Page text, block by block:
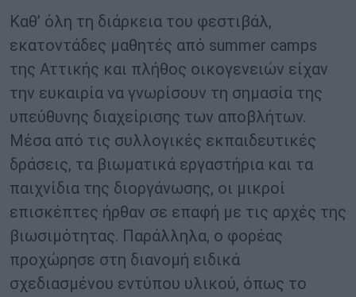
Καθ’ όλη τη διάρκεια του φεστιβάλ,
εκατοντάδες μαθητές από summer camps
της Αττικής και πλήθος οικογενειών είχαν
την ευκαιρία να γνωρίσουν τη σημασία της
υπεύθυνης διαχείρισης των αποβλήτων.
Μέσα από τις συλλογικές εκπαιδευτικές
δράσεις, τα βιωματικά εργαστήρια και τα
παιχνίδια της διοργάνωσης, οι μικροί
επισκέπτες ήρθαν σε επαφή με τις αρχές της
βιωσιμότητας. Παράλληλα, ο φορέας
προχώρησε στη διανομή ειδικά
σχεδιασμένου εντύπου υλικού, όπως το